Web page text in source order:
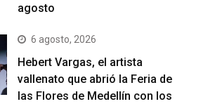
agosto
6 agosto, 2026
Hebert Vargas, el artista
vallenato que abrió la Feria de
las Flores de Medellín con los